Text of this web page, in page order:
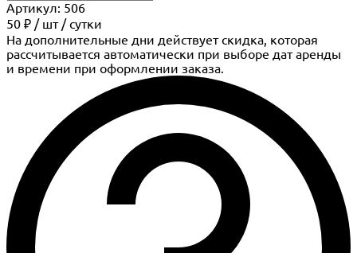
Артикул: 506
50 ₽ / шт / сутки
На дополнительные дни действует скидка, которая
рассчитывается автоматически при выборе дат аренды
и времени при оформлении заказа.